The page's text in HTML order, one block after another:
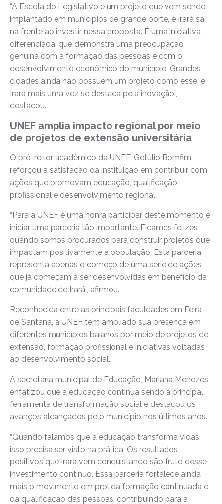
“A Escola do Legislativo é um projeto que vem sendo
implantado em municípios de grande porte, e Irará sai
na frente ao investir nessa proposta. É uma iniciativa
diferenciada, que demonstra uma preocupação
genuína com a formação das pessoas e com o
desenvolvimento econômico do município. Grandes
cidades ainda não possuem um projeto como esse, e
Irará mais uma vez se destaca pela inovação”,
destacou.
UNEF amplia impacto regional por meio
de projetos de extensão universitária
O pró-reitor acadêmico da UNEF, Getúlio Bomfim,
reforçou a satisfação da instituição em contribuir com
ações que promovam educação, qualificação
profissional e desenvolvimento regional.
“Para a UNEF é uma honra participar deste momento e
iniciar uma parceria tão importante. Ficamos felizes
quando somos procurados para construir projetos que
impactam positivamente a população. Esta parceria
representa apenas o começo de uma série de ações
que já começam a ser desenvolvidas em benefício da
comunidade de Irará”, afirmou.
Reconhecida entre as principais faculdades em Feira
de Santana, a UNEF tem ampliado sua presença em
diferentes municípios baianos por meio de projetos de
extensão, formação profissional e iniciativas voltadas
ao desenvolvimento social.
A secretária municipal de Educação, Mariana Menezes,
enfatizou que a educação continua sendo a principal
ferramenta de transformação social e destacou os
avanços alcançados pelo município nos últimos anos.
“Quando falamos que a educação transforma vidas,
isso precisa ser visto na prática. Os resultados
positivos que Irará vem conquistando são fruto desse
investimento contínuo. Essa parceria fortalece ainda
mais o movimento em prol da formação continuada e
da qualificação das pessoas, contribuindo para a